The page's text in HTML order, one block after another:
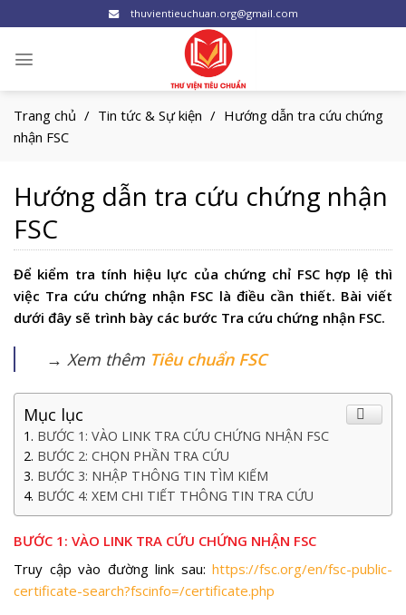
to
content
thuvientieuchuan.org@gmail.com
Trang chủ / Tin tức & Sự kiện / Hướng dẫn tra cứu chứng
nhận FSC
Hướng dẫn tra cứu chứng nhận
FSC
Để kiểm tra tính hiệu lực của chứng chỉ FSC hợp lệ thì
việc Tra cứu chứng nhận FSC là điều cần thiết. Bài viết
dưới đây sẽ trình bày các bước Tra cứu chứng nhận FSC.
→ Xem thêm Tiêu chuẩn FSC
Mục lục
BƯỚC 1: VÀO LINK TRA CỨU CHỨNG NHẬN FSC
BƯỚC 2: CHỌN PHẦN TRA CỨU
BƯỚC 3: NHẬP THÔNG TIN TÌM KIẾM
BƯỚC 4: XEM CHI TIẾT THÔNG TIN TRA CỨU
BƯỚC 1: VÀO LINK TRA CỨU CHỨNG NHẬN FSC
Truy cập vào đường link sau: https://fsc.org/en/fsc-public-
certificate-search?fscinfo=/certificate.php